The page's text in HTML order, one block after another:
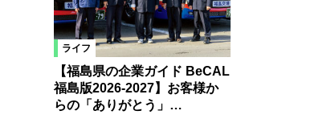
ライフ
【福島県の企業ガイド BeCAL
福島版2026-2027】お客様か
らの「ありがとう」…